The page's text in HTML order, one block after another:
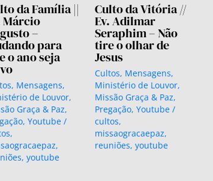
da Família ||
Márcio
–
para
o ano seja
, Mensagens,
de Louvor,
Graça & Paz,
, Youtube/
,
,
, youtube
Culto da Vitória //
Ev. Adilmar
Seraphim – Não
tire o olhar de
Jesus
Cultos, Mensagens,
Ministério de Louvor,
Missão Graça & Paz,
Pregação, Youtube/
cultos,
missaogracaepaz,
reuniões, youtube